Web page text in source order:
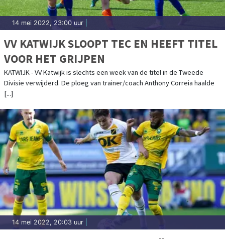
14 mei 2022, 23:00 uur
VV KATWIJK SLOOPT TEC EN HEEFT TITEL
VOOR HET GRIJPEN
KATWIJK - VV Katwijk is slechts een week van de titel in de Tweede
Divisie verwijderd. De ploeg van trainer/coach Anthony Correia haalde
[...]
14 mei 2022, 20:03 uur